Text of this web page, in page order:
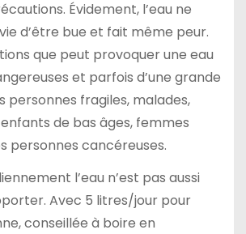
Évidement, l’eau ne
d’être bue et fait même peur.
que peut provoquer une eau
et parfois d’une grande
personnes fragiles, malades,
de bas âges, femmes
personnes cancéreuses.
l’eau n’est pas aussi
Avec 5 litres/jour pour
conseillée à boire en